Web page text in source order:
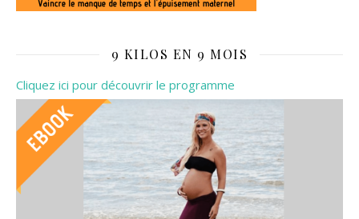
9 KILOS EN 9 MOIS
Cliquez ici pour découvrir le programme